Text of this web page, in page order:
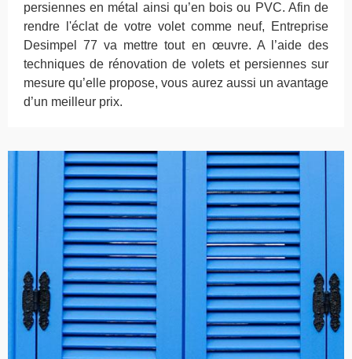
persiennes en métal ainsi qu’en bois ou PVC. Afin de
rendre l'éclat de votre volet comme neuf, Entreprise
Desimpel 77 va mettre tout en œuvre. A l’aide des
techniques de rénovation de volets et persiennes sur
mesure qu’elle propose, vous aurez aussi un avantage
d’un meilleur prix.